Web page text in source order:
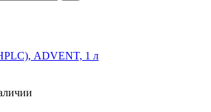
ADVENT, 1 л